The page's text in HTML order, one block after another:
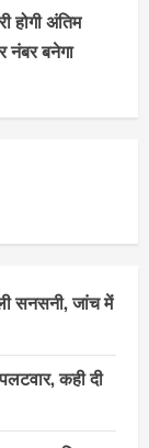
होगी अंतिम
नंबर बनेगा
सनसनी, जांच में
कही दी